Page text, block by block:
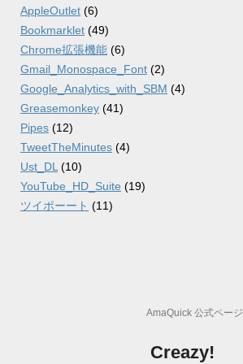
AppleOutlet (6)
Bookmarklet (49)
Chrome拡張機能 (6)
Gmail_Monospace_Font (2)
Google_Analytics_with_SBM (4)
Greasemonkey (41)
Pipes (12)
TweetTheMinutes (4)
Ust_DL (10)
YouTube_HD_Suite (19)
ツイポーート (11)
AmaQuick 公式ページ
Creazy!